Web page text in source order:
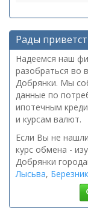
Рады
Надеемся наш
разобраться во
Добрянки. Мы
данные по
ипотечным
и курсам валют.
Если Вы не
курс обмена -
Добрянки
Лысьва,